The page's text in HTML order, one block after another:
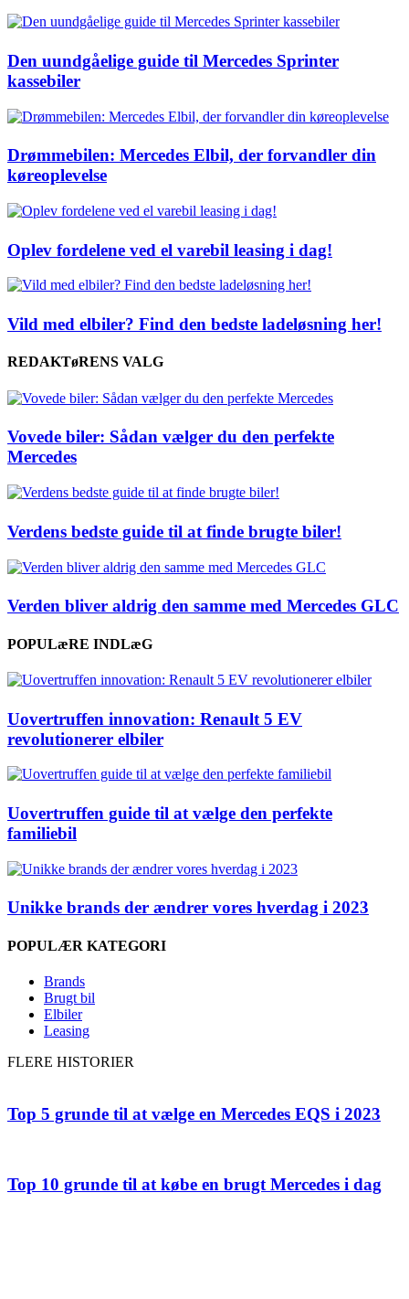
Den uundgåelige guide til Mercedes Sprinter
kassebiler
Drømmebilen: Mercedes Elbil, der forvandler din
køreoplevelse
Oplev fordelene ved el varebil leasing i dag!
Vild med elbiler? Find den bedste ladeløsning her!
REDAKTøRENS VALG
Vovede biler: Sådan vælger du den perfekte
Mercedes
Verdens bedste guide til at finde brugte biler!
Verden bliver aldrig den samme med Mercedes GLC
POPULæRE INDLæG
Uovertruffen innovation: Renault 5 EV
revolutionerer elbiler
Uovertruffen guide til at vælge den perfekte
familiebil
Unikke brands der ændrer vores hverdag i 2023
POPULÆR KATEGORI
Brands
Brugt bil
Elbiler
Leasing
FLERE HISTORIER
Top 5 grunde til at vælge en Mercedes EQS i 2023
Top 10 grunde til at købe en brugt Mercedes i dag